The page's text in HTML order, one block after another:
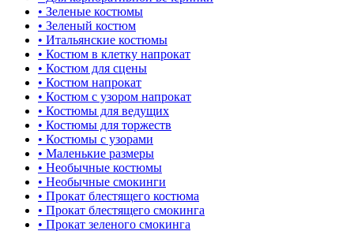
• Зеленые костюмы
• Зеленый костюм
• Итальянские костюмы
• Костюм в клетку напрокат
• Костюм для сцены
• Костюм напрокат
• Костюм с узором напрокат
• Костюмы для ведущих
• Костюмы для торжеств
• Костюмы с узорами
• Маленькие размеры
• Необычные костюмы
• Необычные смокинги
• Прокат блестящего костюма
• Прокат блестящего смокинга
• Прокат зеленого смокинга